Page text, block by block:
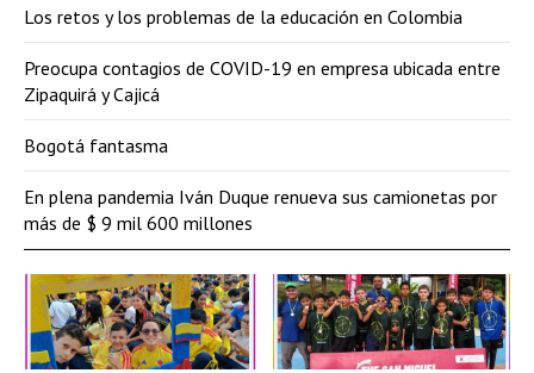
Los retos y los problemas de la educación en Colombia
Preocupa contagios de COVID-19 en empresa ubicada entre
Zipaquirá y Cajicá
Bogotá fantasma
En plena pandemia Iván Duque renueva sus camionetas por
más de $ 9 mil 600 millones